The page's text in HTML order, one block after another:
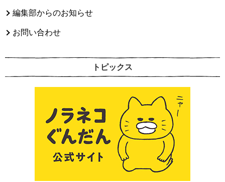
編集部からのお知らせ
お問い合わせ
トピックス